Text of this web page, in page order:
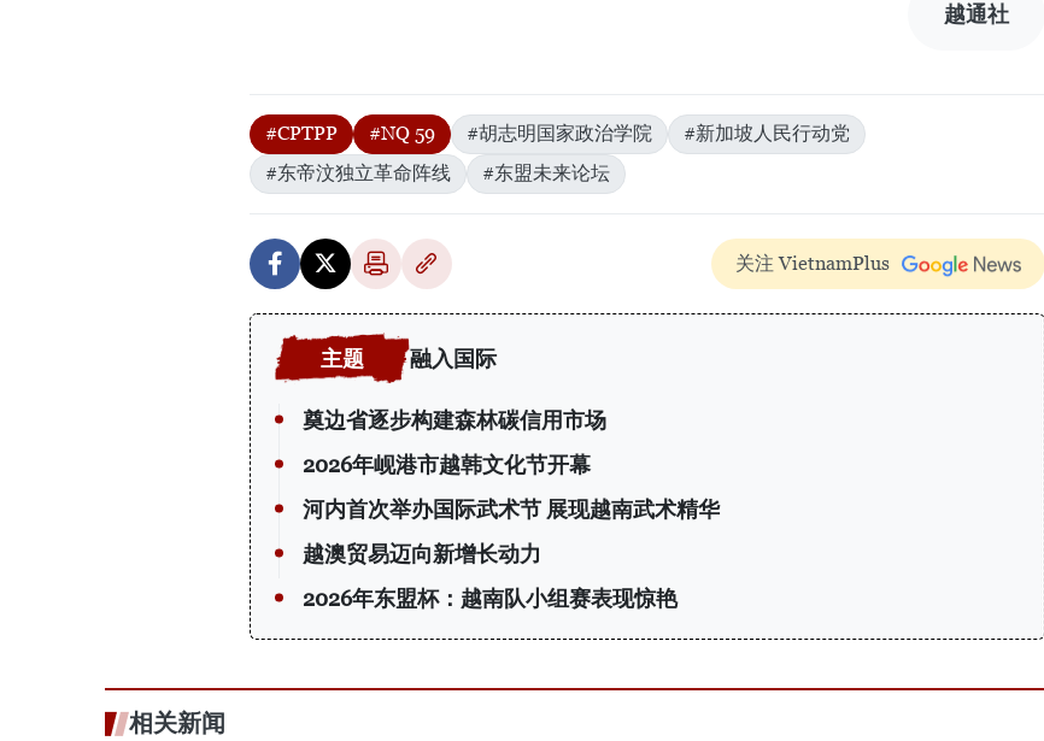
越通社
#CPTPP #NQ 59 #胡志明国家政治学院
#新加坡人民行动党
#东帝汶独立革命阵线
#东盟未来论坛
关注 VietnamPlus
融入国际
奠边省逐步构建森林碳信用市场
2026年岘港市越韩文化节开幕
河内首次举办国际武术节 展现越南武术精华
越澳贸易迈向新增长动力
2026年东盟杯：越南队小组赛表现惊艳
相关新闻